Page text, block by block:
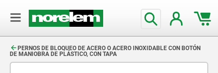
PERNOS DE BLOQUEO DE ACERO O ACERO INOXIDABLE CON BOTÓN
DE MANIOBRA DE PLÁSTICO, CON TAPA